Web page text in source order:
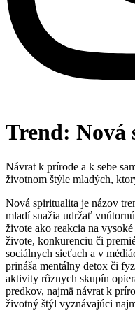
Trend:
Návrat k prírode a k sebe
životnom štýle mladých,
Nová spiritualita je názov
mladí snažia udržať
živote ako reakcia na
živote, konkurenciu či
sociálnych sieťach a v
prináša mentálny detox či
aktivity rôznych skupín
predkov, najmä návrat k
životný štýl vyznávajúci